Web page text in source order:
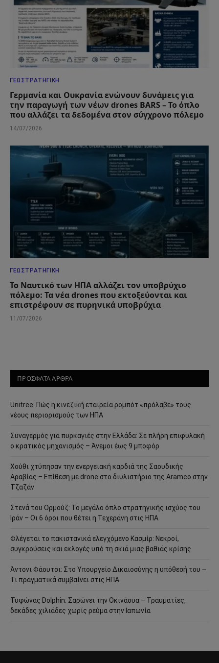
ΓΕΩΣΤΡΑΤΗΓΙΚΉ
Γερμανία και Ουκρανία ενώνουν δυνάμεις για
την παραγωγή των νέων drones BARS – Το όπλο
που αλλάζει τα δεδομένα στον σύγχρονο πόλεμο
14/07/2026
ΓΕΩΣΤΡΑΤΗΓΙΚΉ
Το Ναυτικό των ΗΠΑ αλλάζει τον υποβρύχιο
πόλεμο: Τα νέα drones που εκτοξεύονται και
επιστρέφουν σε πυρηνικά υποβρύχια
11/07/2026
ΠΡΟΣΦΑΤΑ ΑΡΘΡΑ
Unitree: Πώς η κινεζική εταιρεία ρομπότ «πρόλαβε» τους
νέους περιορισμούς των ΗΠΑ
Συναγερμός για πυρκαγιές στην Ελλάδα: Σε πλήρη επιφυλακή
ο κρατικός μηχανισμός – Άνεμοι έως 9 μποφόρ
Χούθι χτύπησαν την ενεργειακή καρδιά της Σαουδικής
Αραβίας – Επίθεση με drone στο διυλιστήριο της Aramco στην
Τζαζάν
Στενά του Ορμούζ: Το μεγάλο όπλο στρατηγικής ισχύος του
Ιράν – Οι 6 όροι που θέτει η Τεχεράνη στις ΗΠΑ
Φλέγεται το πακιστανικά ελεγχόμενο Κασμίρ: Νεκροί,
συγκρούσεις και εκλογές υπό τη σκιά μιας βαθιάς κρίσης
Άντονι Φάουτσι: Στο Υπουργείο Δικαιοσύνης η υπόθεσή του –
Τι πραγματικά συμβαίνει στις ΗΠΑ
Τυφώνας Dolphin: Σαρώνει την Οκινάουα – Τραυματίες,
δεκάδες χιλιάδες χωρίς ρεύμα στην Ιαπωνία